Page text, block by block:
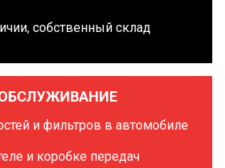
собственный склад
и фильтров в автомобиле
и коробке передач